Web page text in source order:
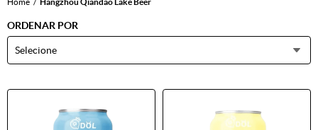
ORDENAR POR
Selecione